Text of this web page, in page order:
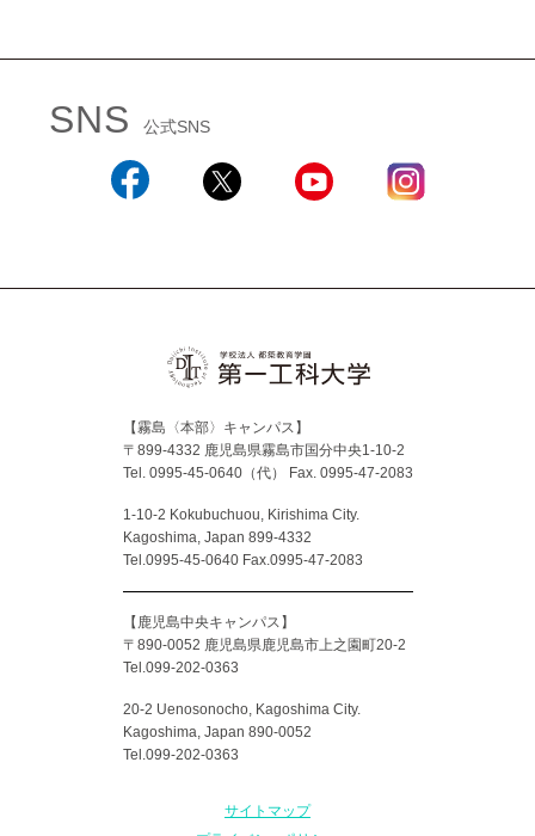
SNS 公式SNS
【霧島〈本部〉キャンパス】
〒899-4332 鹿児島県霧島市国分中央1-10-2
Tel. 0995-45-0640（代）
Fax. 0995-47-2083
1-10-2 Kokubuchuou, Kirishima City.
Kagoshima, Japan 899-4332
Tel.0995-45-0640 Fax.0995-47-2083
【鹿児島中央キャンパス】
〒890-0052 鹿児島県鹿児島市上之園町20-2
Tel.099-202-0363
20-2 Uenosonocho, Kagoshima City.
Kagoshima, Japan 890-0052
Tel.099-202-0363
サイトマップ